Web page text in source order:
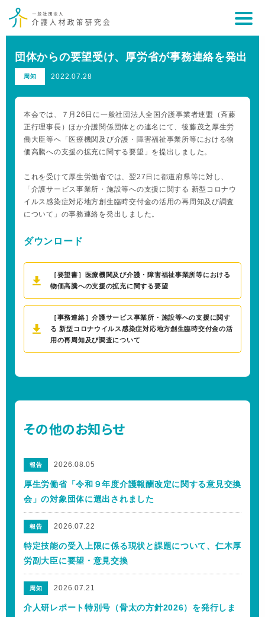
団体からの要望受け、厚労省が事務連絡を発出
周知 2022.07.28
本会では、７月26日に一般社団法人全国介護事業者連盟（斉藤
正行理事長）ほか介護関係団体との連名にて、後藤茂之厚生労
働大臣等へ「医療機関及び介護・障害福祉事業所等における物
価高騰への支援の拡充に関する要望」を提出しました。
これを受けて厚生労働省では、翌27日に都道府県等に対し、
「介護サービス事業所・施設等への支援に関する 新型コロナウ
イルス感染症対応地方創生臨時交付金の活用の再周知及び調査
について」の事務連絡を発出しました。
ダウンロード
［要望書］医療機関及び介護・障害福祉事業所等における
物価高騰への支援の拡充に関する要望
［事務連絡］介護サービス事業所・施設等への支援に関す
る 新型コロナウイルス感染症対応地方創生臨時交付金の活
用の再周知及び調査について
その他のお知らせ
報告 2026.08.05
厚生労働省「令和９年度介護報酬改定に関する意見交換
会」の対象団体に選出されました
報告 2026.07.22
特定技能の受入上限に係る現状と課題について、仁木厚
労副大臣に要望・意見交換
周知 2026.07.21
介人研レポート特別号（骨太の方針2026）を発行しま